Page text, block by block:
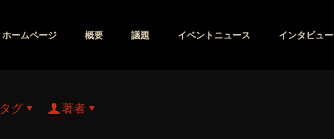
ホームページ 概要 議題 イベントニュース インタビュー
タグ 著者